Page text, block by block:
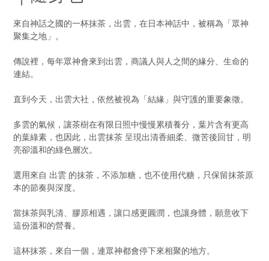
來自神話之國的一杯抹茶，出雲，在日本神話中，被稱為「眾神
聚集之地」。
傳說裡，每年眾神會來到出雲，商議人與人之間的緣分、生命的
連結。
直到今天，出雲大社，依然被視為「結緣」與守護的重要象徵。
多雲的氣候，讓茶樹在有限日照中慢慢累積養分，葉片含有更高
的葉綠素，也因此，出雲抹茶 呈現出清香細柔、微苦後回甘，明
亮卻溫和的綠色層次。
選用來自 出雲 的抹茶，不添加糖，也不使用代糖，只保留抹茶原
本的節奏與深度。
當抹茶與乳清、膠原相遇，讓口感更圓潤，也讓身體，願意收下
這份溫和的營養。
這杯抹茶，來自一個，連眾神都會停下來相聚的地方。